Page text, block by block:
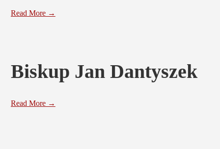
Read More →
Biskup Jan Dantyszek
Read More →